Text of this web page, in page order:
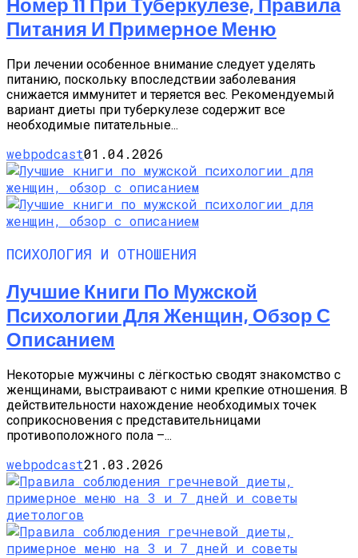
Питания И Примерное Меню
При лечении особенное внимание следует уделять
питанию, поскольку впоследствии заболевания
снижается иммунитет и теряется вес. Рекомендуемый
вариант диеты при туберкулезе содержит все
необходимые питательные...
webpodcast01.04.2026
ПСИХОЛОГИЯ И ОТНОШЕНИЯ
Лучшие Книги По Мужской
Психологии Для Женщин, Обзор С
Описанием
Некоторые мужчины с лёгкостью сводят знакомство с
женщинами, выстраивают с ними крепкие отношения. В
действительности нахождение необходимых точек
соприкосновения с представительницами
противоположного пола –...
webpodcast21.03.2026